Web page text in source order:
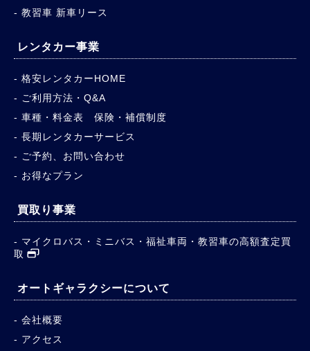
教習車 新車リース
レンタカー事業
格安レンタカーHOME
ご利用方法・Q&A
車種・料金表 保険・補償制度
長期レンタカーサービス
ご予約、お問い合わせ
お得なプラン
買取り事業
マイクロバス・ミニバス・福祉車両・教習車の高額査定買
取
オートギャラクシーについて
会社概要
アクセス